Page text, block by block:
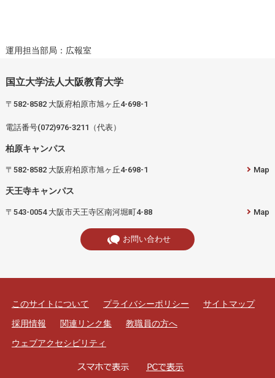
運用担当部局：広報室
国立大学法人大阪教育大学
〒582-8582 大阪府柏原市旭ヶ丘4-698-1
電話番号(072)976-3211（代表）
柏原キャンパス
〒582-8582 大阪府柏原市旭ヶ丘4-698-1 Map
天王寺キャンパス
〒543-0054 大阪市天王寺区南河堀町4-88 Map
お問い合わせ
このサイトについて プライバシーポリシー
サイトマップ
採用情報
関連リンク集
教職員の方へ
ウェブアクセシビリティ